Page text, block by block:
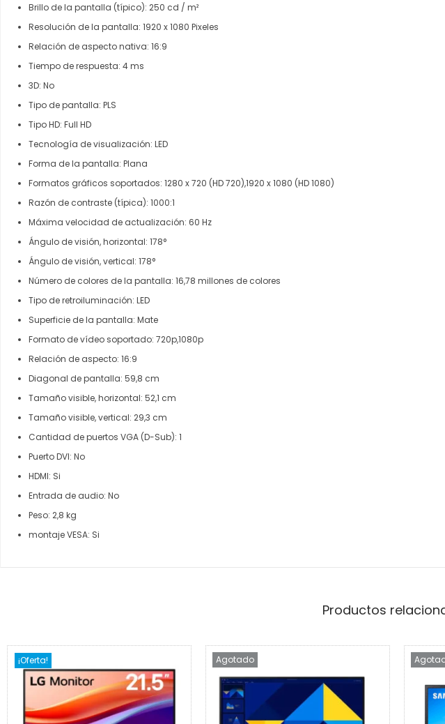
Brillo de la pantalla (típico): 250 cd / m²
Resolución de la pantalla: 1920 x 1080 Pixeles
Relación de aspecto nativa: 16:9
Tiempo de respuesta: 4 ms
3D: No
Tipo de pantalla: PLS
Tipo HD: Full HD
Tecnología de visualización: LED
Forma de la pantalla: Plana
Formatos gráficos soportados: 1280 x 720 (HD 720),1920 x 1080 (HD 1080)
Razón de contraste (típica): 1000:1
Máxima velocidad de actualización: 60 Hz
Ángulo de visión, horizontal: 178°
Ángulo de visión, vertical: 178°
Número de colores de la pantalla: 16,78 millones de colores
Tipo de retroiluminación: LED
Superficie de la pantalla: Mate
Formato de vídeo soportado: 720p,1080p
Relación de aspecto: 16:9
Diagonal de pantalla: 59,8 cm
Tamaño visible, horizontal: 52,1 cm
Tamaño visible, vertical: 29,3 cm
Cantidad de puertos VGA (D-Sub): 1
Puerto DVI: No
HDMI: Si
Entrada de audio: No
Peso: 2,8 kg
montaje VESA: Si
Productos
¡Oferta! Agotado